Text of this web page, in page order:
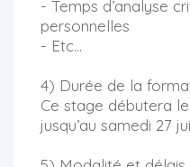
- Temps d’analyse
personnelles
- Etc...
4) Durée de la
Ce stage débutera
jusqu’au samedi 27